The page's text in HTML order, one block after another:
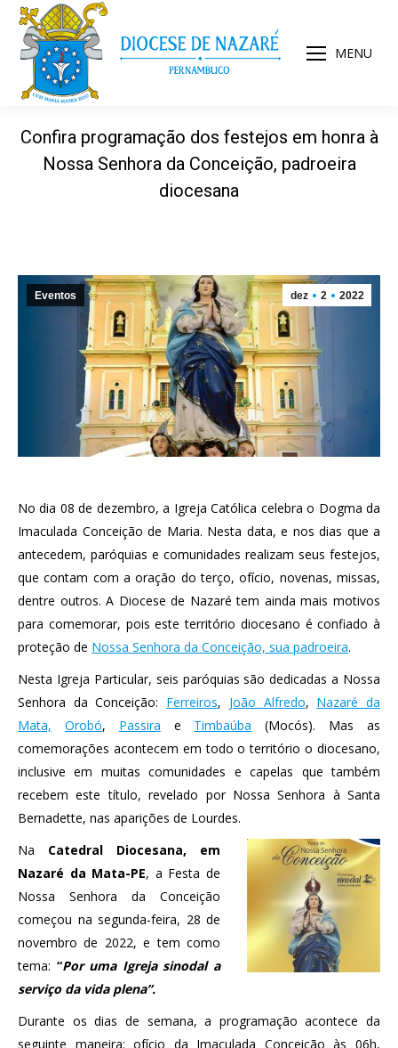
MENU
Confira programação dos festejos em honra à
Nossa Senhora da Conceição, padroeira
diocesana
dez 2 2022
Eventos
No dia 08 de dezembro, a Igreja Católica celebra o Dogma da
Imaculada Conceição de Maria. Nesta data, e nos dias que a
antecedem, paróquias e comunidades realizam seus festejos,
que contam com a oração do terço, ofício, novenas, missas,
dentre outros. A Diocese de Nazaré tem ainda mais motivos
para comemorar, pois este território diocesano é confiado à
proteção de Nossa Senhora da Conceição, sua padroeira.
Nesta Igreja Particular, seis paróquias são dedicadas a Nossa
Senhora da Conceição: Ferreiros, João Alfredo, Nazaré da
Mata,
Orobó, Passira e Timbaúba (Mocós). Mas as
comemorações acontecem em todo o território o diocesano,
inclusive em muitas comunidades e capelas que também
recebem este título, revelado por Nossa Senhora à Santa
Bernadette, nas aparições de Lourdes.
Na Catedral Diocesana, em
Nazaré da Mata-PE, a Festa de
Nossa Senhora da Conceição
começou na segunda-feira, 28 de
novembro de 2022, e tem como
tema: “Por uma Igreja sinodal a
serviço da vida plena”.
Durante os dias de semana, a programação acontece da
seguinte maneira: ofício da Imaculada Conceição às 06h,